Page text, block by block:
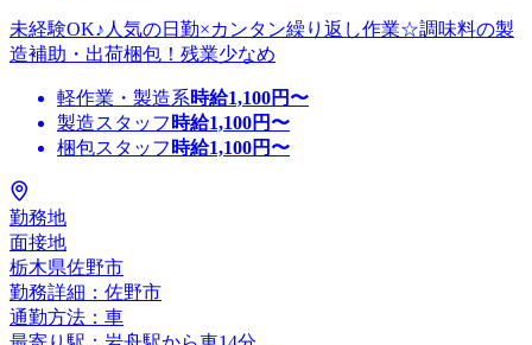
未経験OK♪人気の日勤×カンタン繰り返し作業☆調味料の製
造補助・出荷梱包！残業少なめ
軽作業・製造系時給1,100円〜
製造スタッフ 時給1,100円〜
梱包スタッフ 時給1,100円〜
勤務地
面接地
栃木県佐野市
勤務詳細：佐野市
通勤方法：車